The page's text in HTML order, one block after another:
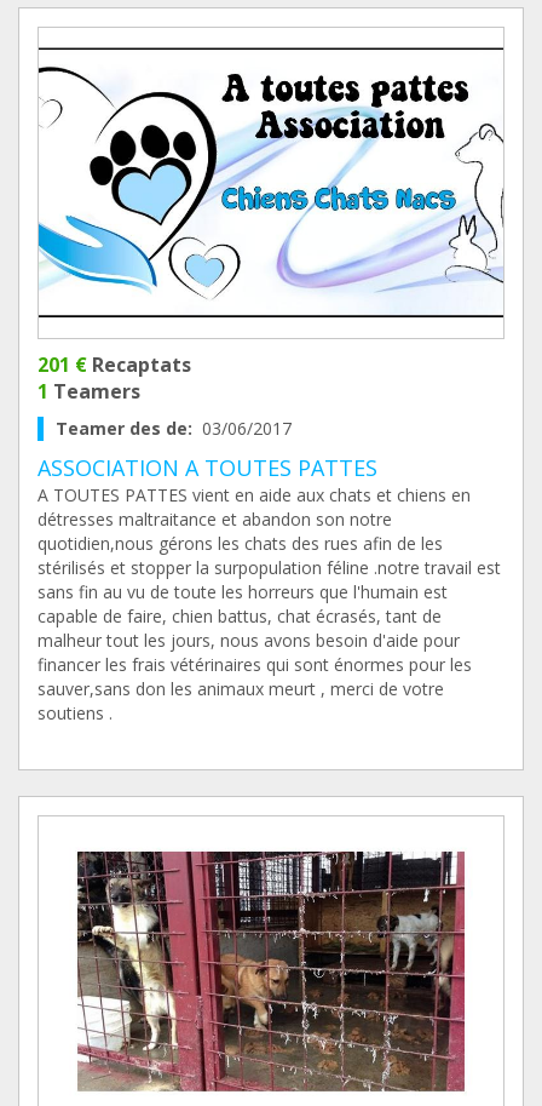
201 € Recaptats
1 Teamers
Teamer des de: 03/06/2017
ASSOCIATION A TOUTES PATTES
A TOUTES PATTES vient en aide aux chats et chiens en
détresses maltraitance et abandon son notre
quotidien,nous gérons les chats des rues afin de les
stérilisés et stopper la surpopulation féline .notre travail est
sans fin au vu de toute les horreurs que l'humain est
capable de faire, chien battus, chat écrasés, tant de
malheur tout les jours, nous avons besoin d'aide pour
financer les frais vétérinaires qui sont énormes pour les
sauver,sans don les animaux meurt , merci de votre
soutiens .